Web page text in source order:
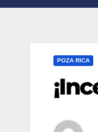
POZA RICA